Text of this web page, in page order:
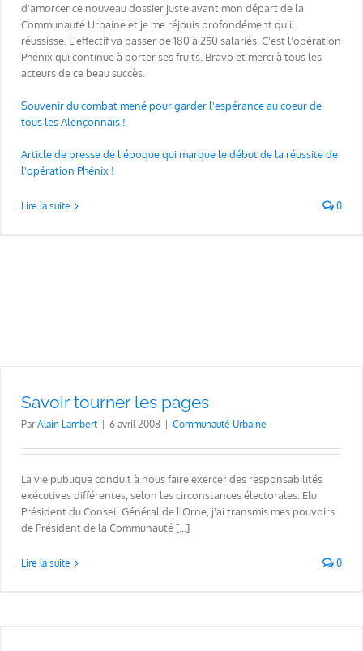
d'amorcer ce nouveau dossier juste avant mon départ de la
Communauté Urbaine et je me réjouis profondément qu'il
réussisse. L'effectif va passer de 180 à 250 salariés. C'est l'opération
Phénix qui continue à porter ses fruits. Bravo et merci à tous les
acteurs de ce beau succès.
Souvenir du combat mené pour garder l'espérance au coeur de
tous les Alençonnais !
Article de presse de l'époque qui marque le début de la réussite de
l'opération Phénix !
Lire la suite 0
Savoir tourner les pages
ParAlain Lambert 6 avril 2008 Communauté Urbaine
La vie publique conduit à nous faire exercer des responsabilités
exécutives différentes, selon les circonstances électorales. Elu
Président du Conseil Général de l'Orne, j'ai transmis mes pouvoirs
de Président de la Communauté [...]
Lire la suite 0